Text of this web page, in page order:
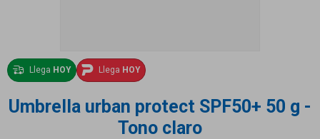
Llega HOY Llega HOY
Umbrella urban protect SPF50+ 50 g -
Tono claro